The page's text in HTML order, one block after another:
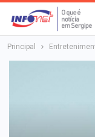
Principal